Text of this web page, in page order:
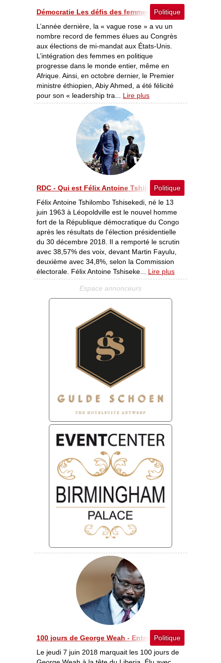
Politique
Démocratie Les défis des femmes politiques en
L’année dernière, la « vague rose » a vu un
nombre record de femmes élues au Congrès
aux élections de mi-mandat aux États-Unis.
L’intégration des femmes en politique
progresse dans le monde entier, même en
Afrique. Ainsi, en octobre dernier, le Premier
ministre éthiopien, Abiy Ahmed, a été félicité
pour son « leadership tra... Lire plus
Politique
RDC - Qui est Félix Antoine Tshilombo Tshisekedi ?
Félix Antoine Tshilombo Tshisekedi, né le 13
juin 1963 à Léopoldville est le nouvel homme
fort de la République démocratique du Congo
après les résultats de l'élection présidentielle
du 30 décembre 2018. Il a remporté le scrutin
avec 38,57% des voix, devant Martin Fayulu,
deuxième avec 34,8%, selon la Commission
électorale. Félix Antoine Tshiseke... Lire plus
Espace annonceurs
Politique
100 jours de George Weah - Entre tâtonnement et
Le jeudi 7 juin 2018 marquait les 100 jours de